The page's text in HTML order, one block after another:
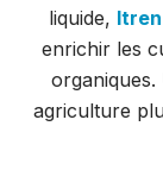
liquide, Itren
enrichir les
agriculture